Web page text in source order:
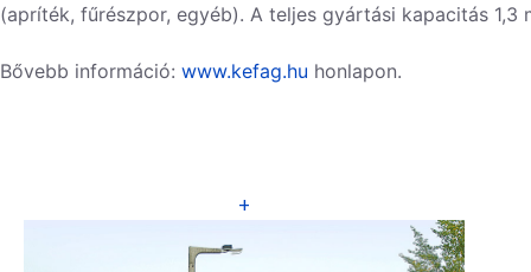
(apríték, fűrészpor, egyéb). A teljes gyártási kapacitás 1,3
Bővebb információ: www.kefag.hu honlapon.
+